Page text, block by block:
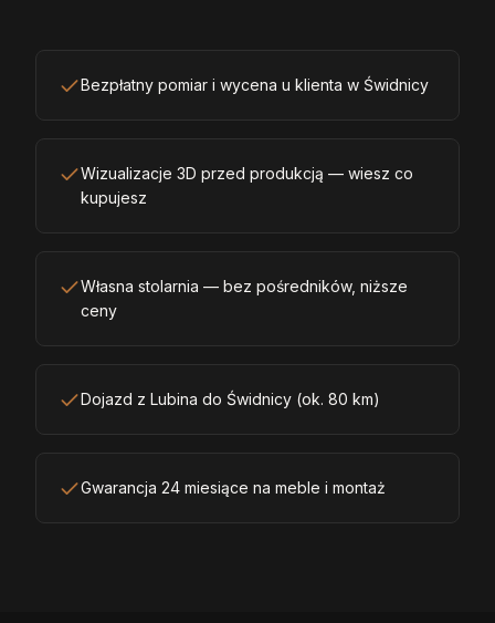
Bezpłatny pomiar i wycena u klienta w Świdnicy
Wizualizacje 3D przed produkcją — wiesz co
kupujesz
Własna stolarnia — bez pośredników, niższe
ceny
Dojazd z Lubina do Świdnicy (ok. 80 km)
Gwarancja 24 miesiące na meble i montaż